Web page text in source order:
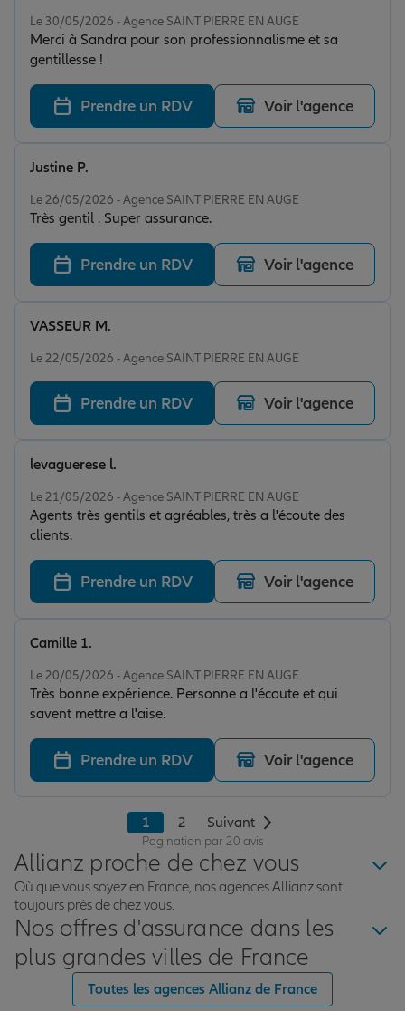
Le 30/05/2026 - Agence SAINT PIERRE EN AUGE
Merci à Sandra pour son professionnalisme et sa
gentillesse !
Prendre un RDV Voir l'agence
Le 26/05/2026 - Agence SAINT PIERRE EN AUGE
Très gentil . Super assurance.
Justine P.
Prendre un RDV Voir l'agence
Le 22/05/2026 - Agence SAINT PIERRE EN AUGE
VASSEUR M.
Prendre un RDV Voir l'agence
Le 21/05/2026 - Agence SAINT PIERRE EN AUGE
Agents très gentils et agréables, très a l'écoute des
clients.
levaguerese l.
Prendre un RDV Voir l'agence
Le 20/05/2026 - Agence SAINT PIERRE EN AUGE
Très bonne expérience. Personne a l'écoute et qui
savent mettre a l'aise.
Camille 1.
Prendre un RDV Voir l'agence
1 2 Suivant
Pagination par 20 avis
Allianz proche de chez vous
Où que vous soyez en France, nos agences Allianz sont
toujours près de chez vous.
Nos offres d'assurance dans les
plus grandes villes de France
Toutes les agences Allianz de France